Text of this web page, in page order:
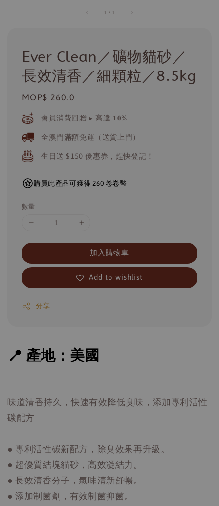
1 / 1
Ever Clean／礦物貓砂／
長效清香／細顆粒／8.5kg
Regular
price
MOP$ 260.0
會員消費回贈 ▸ 高達 𝟏𝟎%
全澳門滿額免運（送貨上門）
生日送 $150 優惠券，趕快登記！
購買此產品可獲得 260 卷卷幣
數量
加入購物車
Add to wishlist
分享
📍 產地：美國
味道清香持久，快速有效降低臭味，添加專利活性
碳配方
● 專利活性碳新配方，除臭效果再升級。
● 超優質結塊貓砂，高效凝結力。
● 長效清香分子，氣味清新舒暢。
● 添加制菌劑，有效制菌抑菌。